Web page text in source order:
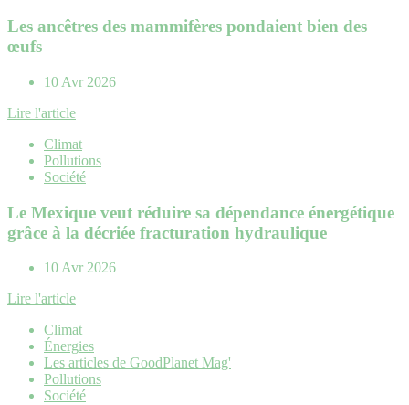
Les ancêtres des mammifères pondaient bien des
œufs
10 Avr 2026
Lire l'article
Climat
Pollutions
Société
Le Mexique veut réduire sa dépendance énergétique
grâce à la décriée fracturation hydraulique
10 Avr 2026
Lire l'article
Climat
Énergies
Les articles de GoodPlanet Mag'
Pollutions
Société